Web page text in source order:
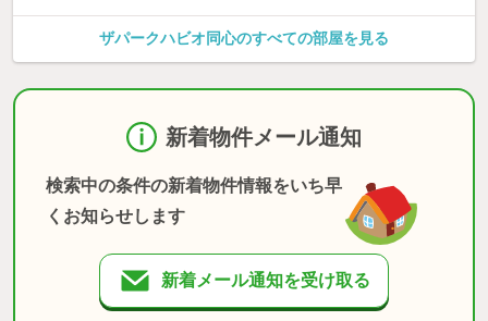
ザパークハビオ同心のすべての部屋を見る
新着物件メール通知
検索中の条件の新着物件情報をいち早
くお知らせします
新着メール通知を受け取る